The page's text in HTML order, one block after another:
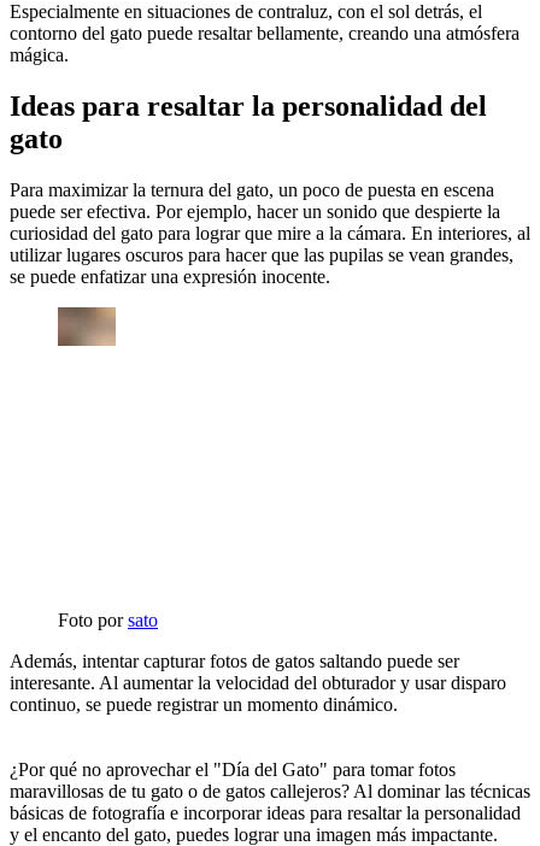
Especialmente en situaciones de contraluz, con el sol detrás, el
contorno del gato puede resaltar bellamente, creando una atmósfera
mágica.
Ideas para resaltar la personalidad del
gato
Para maximizar la ternura del gato, un poco de puesta en escena
puede ser efectiva. Por ejemplo, hacer un sonido que despierte la
curiosidad del gato para lograr que mire a la cámara. En interiores, al
utilizar lugares oscuros para hacer que las pupilas se vean grandes,
se puede enfatizar una expresión inocente.
Foto porsato
Además, intentar capturar fotos de gatos saltando puede ser
interesante. Al aumentar la velocidad del obturador y usar disparo
continuo, se puede registrar un momento dinámico.
¿Por qué no aprovechar el "Día del Gato" para tomar fotos
maravillosas de tu gato o de gatos callejeros? Al dominar las técnicas
básicas de fotografía e incorporar ideas para resaltar la personalidad
y el encanto del gato, puedes lograr una imagen más impactante.